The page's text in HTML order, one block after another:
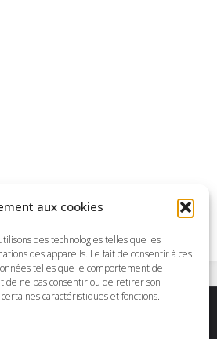
aux cookies
des technologies telles que les
des appareils. Le fait de consentir à ces
telles que le comportement de
de ne pas consentir ou de retirer son
caractéristiques et fonctions.